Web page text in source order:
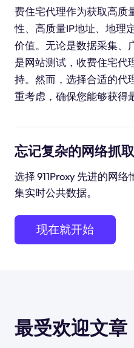
费住宅代理作为获取高质
性、高质量IP地址、地理
价值。无论是数据采集、
是网站测试，收费住宅代
持。然而，选择合适的代
重考虑，确保您能够获得
忘记复杂的网络抓
选择 911Proxy 先进的网
集实时公共数据。
现在就开始
最受欢迎文章